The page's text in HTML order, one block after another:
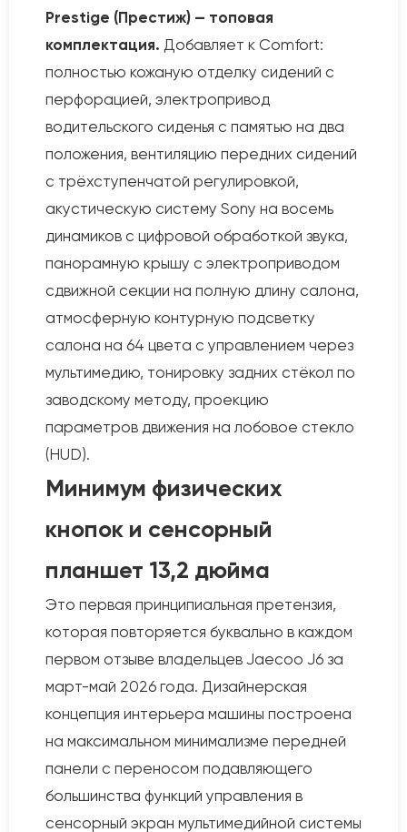
Prestige (Престиж) — топовая
комплектация. Добавляет к Comfort:
полностью кожаную отделку сидений с
перфорацией, электропривод
водительского сиденья с памятью на два
положения, вентиляцию передних сидений
с трёхступенчатой регулировкой,
акустическую систему Sony на восемь
динамиков с цифровой обработкой звука,
панорамную крышу с электроприводом
сдвижной секции на полную длину салона,
атмосферную контурную подсветку
салона на 64 цвета с управлением через
мультимедию, тонировку задних стёкол по
заводскому методу, проекцию
параметров движения на лобовое стекло
(HUD).
Минимум физических
кнопок и сенсорный
планшет 13,2 дюйма
Это первая принципиальная претензия,
которая повторяется буквально в каждом
первом отзыве владельцев Jaecoo J6 за
март-май 2026 года. Дизайнерская
концепция интерьера машины построена
на максимальном минимализме передней
панели с переносом подавляющего
большинства функций управления в
сенсорный экран мультимедийной системы